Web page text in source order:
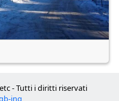
- Tutti i diritti riservati
ing